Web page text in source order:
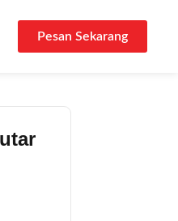
Pesan Sekarang